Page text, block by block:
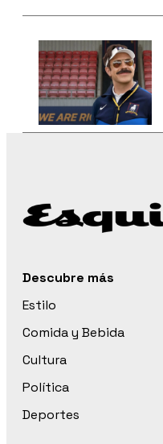
Descubre más
Estilo
Comida y Bebida
Cultura
Política
Deportes